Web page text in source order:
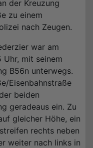
der Kreuzung
zu einem
nach Zeugen.
war am
Uhr, mit seinem
B56n unterwegs.
Eisenbahnstraße
beiden
geradeaus ein. Zu
gleicher Höhe, ein
rechts neben
weiter nach links in